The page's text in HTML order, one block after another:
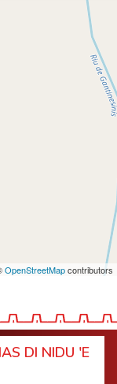
OpenStreetMapcontributors
DI NIDU 'E